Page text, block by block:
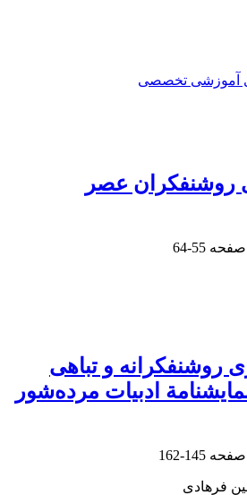
آموزشی تخصصی
روشنفکران عصر
55-64
روشنفکرانه و تباهی
ادبیات مردﻩشور
145-162
فرهادی